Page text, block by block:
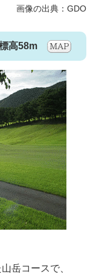
高58m
岳コースで、